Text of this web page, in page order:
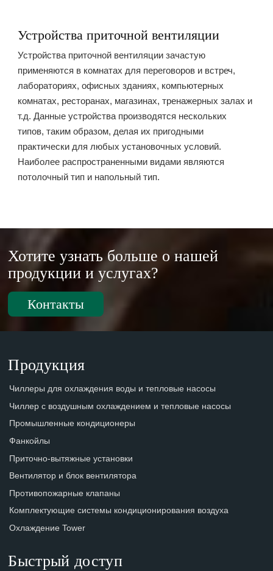
Устройства приточной вентиляции
Устройства приточной вентиляции зачастую
применяются в комнатах для переговоров и встреч,
лабораториях, офисных зданиях, компьютерных
комнатах, ресторанах, магазинах, тренажерных залах и
т.д. Данные устройства производятся нескольких
типов, таким образом, делая их пригодными
практически для любых установочных условий.
Наиболее распространенными видами являются
потолочный тип и напольный тип.
Хотите узнать больше о нашей
продукции и услугах?
Контакты
Продукция
Чиллеры для охлаждения воды и тепловые насосы
Чиллер с воздушным охлаждением и тепловые насосы
Промышленные кондиционеры
Фанкойлы
Приточно-вытяжные установки
Вентилятор и блок вентилятора
Противопожарные клапаны
Комплектующие системы кондиционирования воздуха
Охлаждение Tower
Быстрый доступ